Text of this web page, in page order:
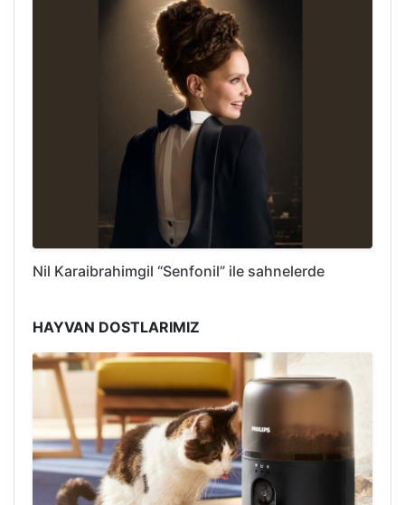
Nil Karaibrahimgil “Senfonil” ile sahnelerde
HAYVAN DOSTLARIMIZ